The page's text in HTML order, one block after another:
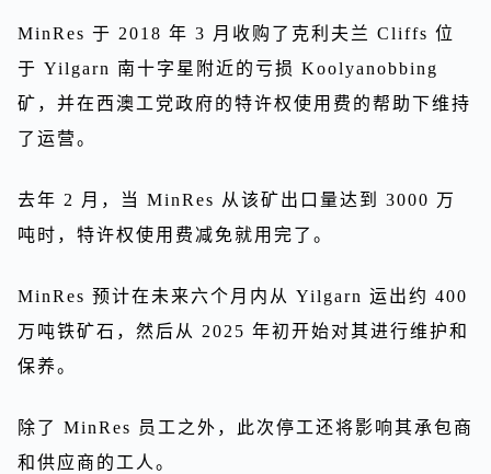
MinRes 于 2018 年 3 月收购了克利夫兰 Cliffs 位
于 Yilgarn 南十字星附近的亏损 Koolyanobbing
矿，并在西澳工党政府的特许权使用费的帮助下维持
了运营。
去年 2 月，当 MinRes 从该矿出口量达到 3000 万
吨时，特许权使用费减免就用完了。
MinRes 预计在未来六个月内从 Yilgarn 运出约 400
万吨铁矿石，然后从 2025 年初开始对其进行维护和
保养。
除了 MinRes 员工之外，此次停工还将影响其承包商
和供应商的工人。